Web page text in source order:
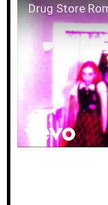
Drug Store